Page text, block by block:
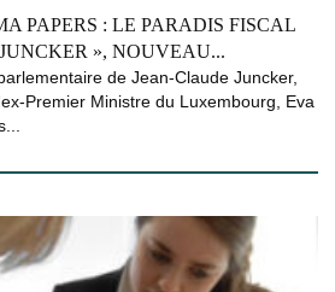
PAPERS : LE PARADIS FISCAL
», NOUVEAU...
de Jean-Claude Juncker,
Premier Ministre du Luxembourg, Eva